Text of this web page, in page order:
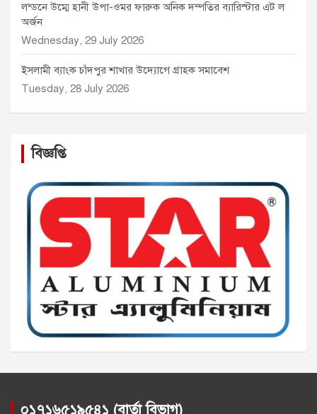
লন্ডনে উম্মে হানী উপা-ওমর ফারুক অনিক দম্পতির ব্যারিস্টার এট ল
অর্জন
Wednesday, 29 July 2026
ইসলামী ব্যাংক চাঁদপুর শাখার উদ্যোগে গ্রাহক সমাবেশ
Tuesday, 28 July 2026
বিজ্ঞপ্তি
০১৭১৬৫১৯৫৪১ (বার্তা বিভাগ)